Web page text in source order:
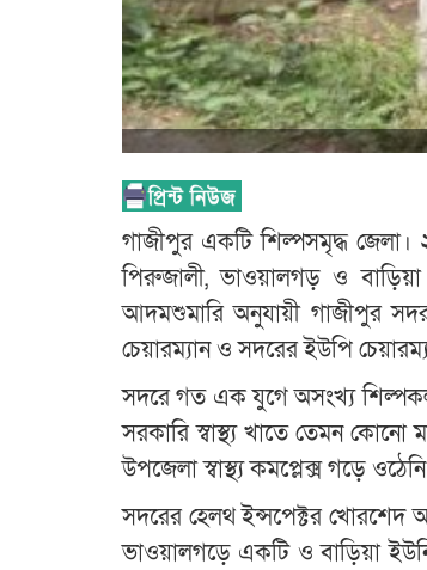
গাজীপুর একটি শিল্পসমৃদ্ধ জেলা।
পিরুজালী, ভাওয়ালগড় ও
আদমশুমারি অনুযায়ী গাজীপুর
চেয়ারম্যান ও সদরের ইউপি
সদরে গত এক যুগে অসংখ্য
সরকারি স্বাস্থ্য খাতে তেমন কোনো
উপজেলা স্বাস্থ্য কমপ্লেক্স গড়ে
সদরের হেলথ ইন্সপেক্টর খোরশেদ
ভাওয়ালগড়ে একটি ও বাড়িয়া